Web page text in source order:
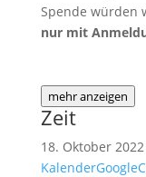
Spende würden
nur mit
mehr anzeigen
Zeit
18. Oktober 2022
Kalender